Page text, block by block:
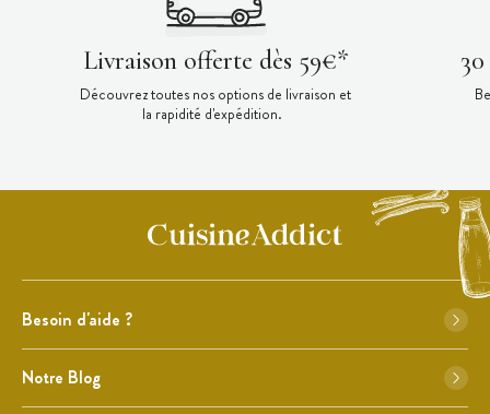
Livraison offerte dès 59€*
Découvrez toutes nos options de livraison et
la rapidité d'expédition.
Besoin d'aide ?
Notre Blog